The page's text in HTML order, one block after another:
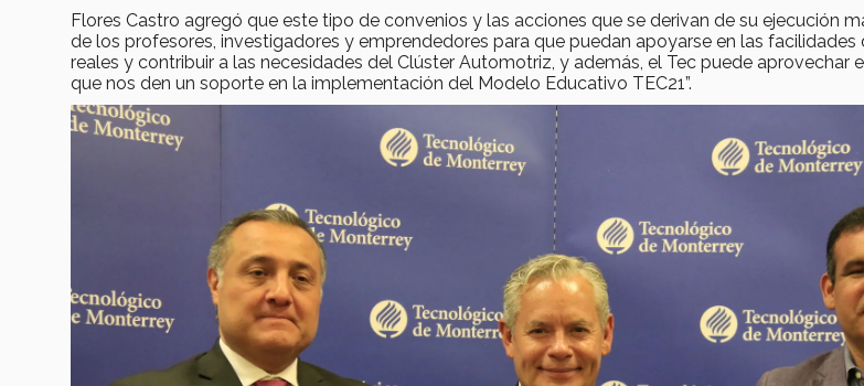
Flores Castro agregó que este tipo de convenios y las acciones que se derivan de su ejecución
de los profesores, investigadores y emprendedores para que puedan apoyarse en las
reales y contribuir a las necesidades del Clúster Automotriz, y además, el Tec puede aprovechar
que nos den un soporte en la implementación del Modelo Educativo TEC21”.